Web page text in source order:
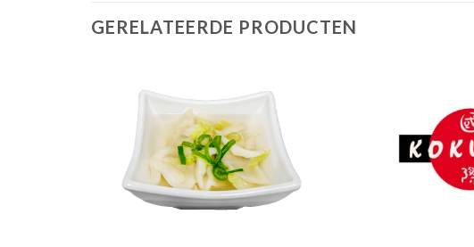
GERELATEERDE PRODUCTEN